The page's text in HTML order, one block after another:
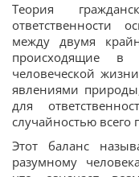
Теория
ответственности
между двумя
происходящие
человеческой
явлениями
для
случайностью всего
Этот баланс
разумному